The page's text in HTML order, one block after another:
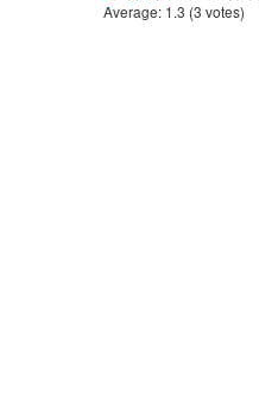
Average: 1.3 (3 votes)